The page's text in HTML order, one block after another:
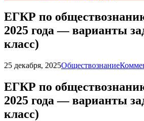
ЕГКР по
2025 года — варианты
класс)
25 декабря, 2025Обществознание
ЕГКР по
2025 года — варианты
класс)